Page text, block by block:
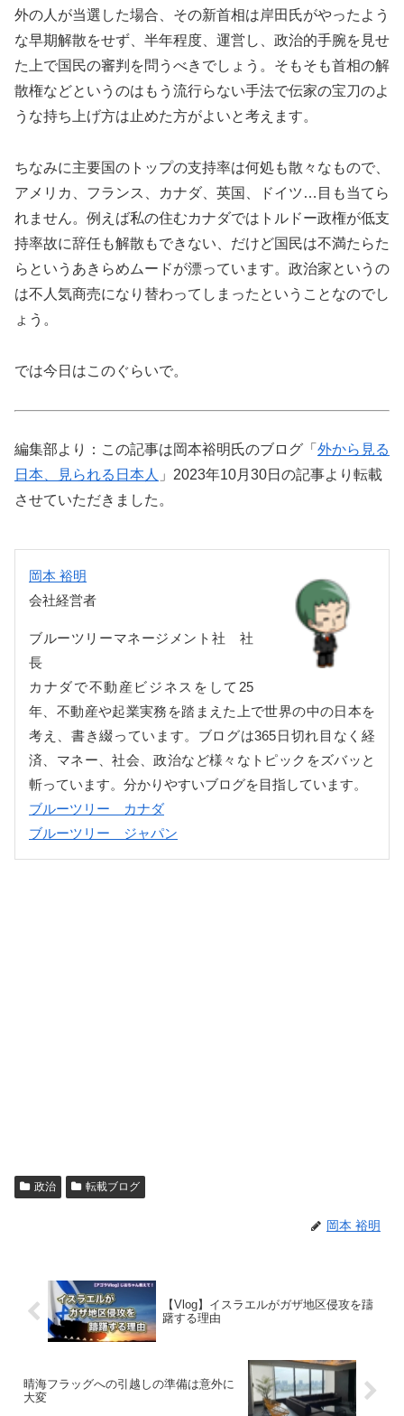
外の人が当選した場合、その新首相は岸田氏がやったよう
な早期解散をせず、半年程度、運営し、政治的手腕を見せ
た上で国民の審判を問うべきでしょう。そもそも首相の解
散権などというのはもう流行らない手法で伝家の宝刀のよ
うな持ち上げ方は止めた方がよいと考えます。
ちなみに主要国のトップの支持率は何処も散々なもので、
アメリカ、フランス、カナダ、英国、ドイツ…目も当てら
れません。例えば私の住むカナダではトルドー政権が低支
持率故に辞任も解散もできない、だけど国民は不満たらた
らというあきらめムードが漂っています。政治家というの
は不人気商売になり替わってしまったということなのでし
ょう。
では今日はこのぐらいで。
編集部より：この記事は岡本裕明氏のブログ「 外から見る
日本、見られる日本人 」2023年10月30日の記事より転載
させていただきました。
岡本 裕明
会社経営者
ブルーツリーマネージメント社 社
長
カナダで不動産ビジネスをして25
年、不動産や起業実務を踏まえた上で世界の中の日本を
考え、書き綴っています。ブログは365日切れ目なく経
済、マネー、社会、政治など様々なトピックをズバッと
斬っています。分かりやすいブログを目指しています。
ブルーツリー カナダ
ブルーツリー ジャパン
政治 転載ブログ
岡本 裕明
【Vlog】イスラエルがガザ地区侵攻を躊
躇する理由
晴海フラッグへの引越しの準備は意外に
大変